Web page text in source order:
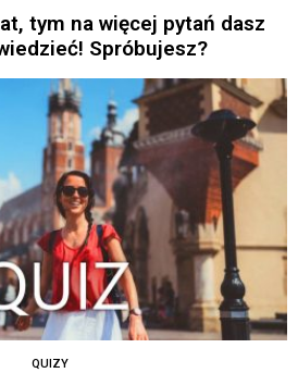
tym na więcej pytań dasz
Spróbujesz?
QUIZY